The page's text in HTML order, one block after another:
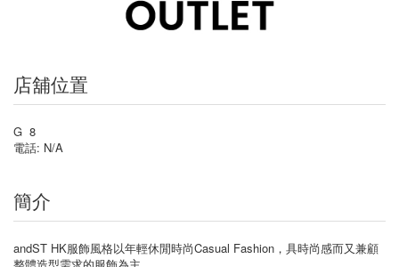
店舖位置
G 8
電話: N/A
簡介
andST HK服飾風格以年輕休閒時尚Casual Fashion，具時尚感而又兼顧